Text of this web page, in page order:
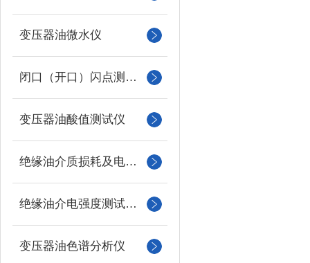
变压器油微水仪
闭口（开口）闪点测定仪
变压器油酸值测试仪
绝缘油介质损耗及电阻率测试仪
绝缘油介电强度测试仪系列
变压器油色谱分析仪